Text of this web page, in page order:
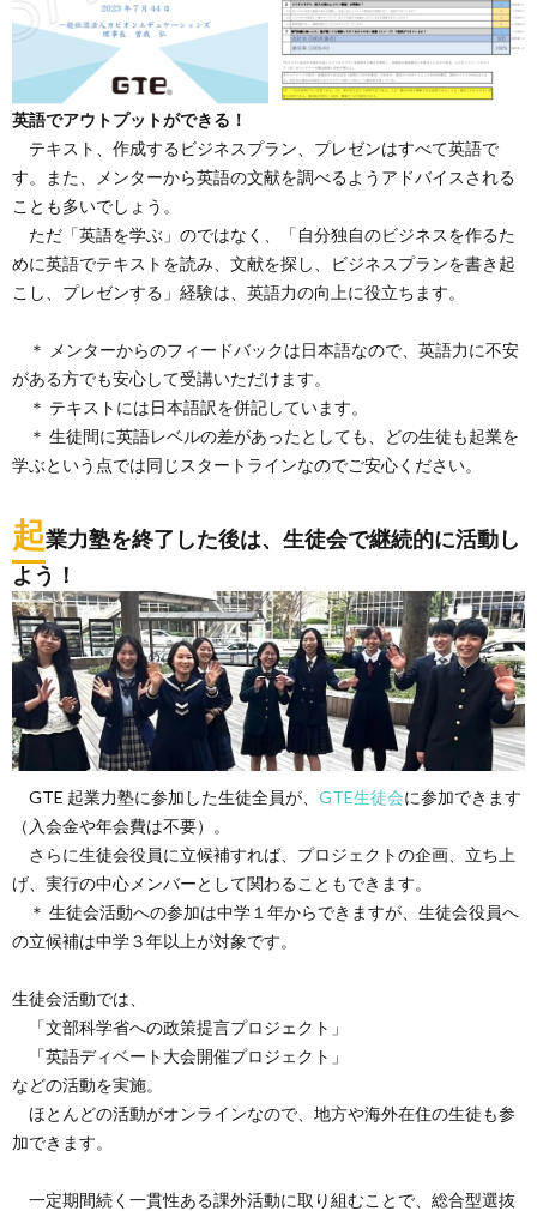
英語でアウトプットができる！
テキスト、作成するビジネスプラン、プレゼンはすべて英語で
す。また、メンターから英語の文献を調べるようアドバイスされる
ことも多いでしょう。
ただ「英語を学ぶ」のではなく、「自分独自のビジネスを作るた
めに英語でテキストを読み、文献を探し、ビジネスプランを書き起
こし、プレゼンする」経験は、英語力の向上に役立ちます。
＊ メンターからのフィードバックは日本語なので、英語力に不安
がある方でも安心して受講いただけます。
＊ テキストには日本語訳を併記しています。
＊ 生徒間に英語レベルの差があったとしても、どの生徒も起業を
学ぶという点では同じスタートラインなのでご安心ください。
起業力塾を終了した後は、生徒会で継続的に活動し
よう！
GTE 起業力塾に参加した生徒全員が、 GTE生徒会に参加できます
（入会金や年会費は不要）。
さらに生徒会役員に立候補すれば、プロジェクトの企画、立ち上
げ、実行の中心メンバーとして関わることもできます。
＊ 生徒会活動への参加は中学１年からできますが、生徒会役員へ
の立候補は中学３年以上が対象です。
生徒会活動では、
「文部科学省への政策提言プロジェクト」
「英語ディベート大会開催プロジェクト」
などの活動を実施。
ほとんどの活動がオンラインなので、地方や海外在住の生徒も参
加できます。
一定期間続く一貫性ある課外活動に取り組むことで、総合型選抜